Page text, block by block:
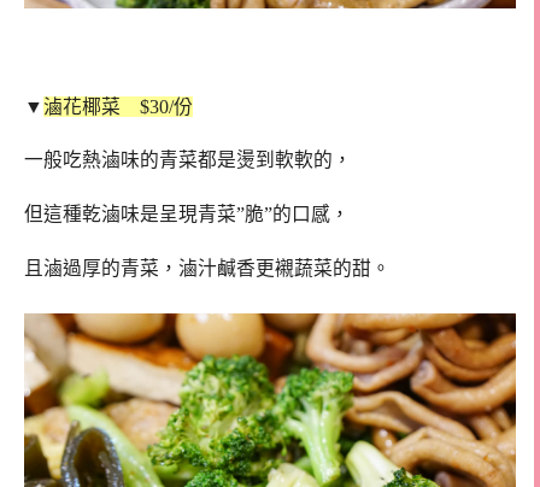
▼滷花椰菜 $30/份
一般吃熱滷味的青菜都是燙到軟軟的，
但這種乾滷味是呈現青菜”脆”的口感，
且滷過厚的青菜，滷汁鹹香更襯蔬菜的甜。